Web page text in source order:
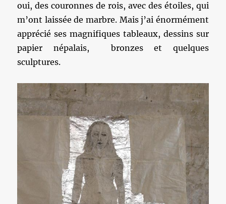
oui, des couronnes de rois, avec des étoiles, qui
m’ont laissée de marbre. Mais j’ai énormément
apprécié ses magnifiques tableaux, dessins sur
papier népalais, bronzes et quelques
sculptures.